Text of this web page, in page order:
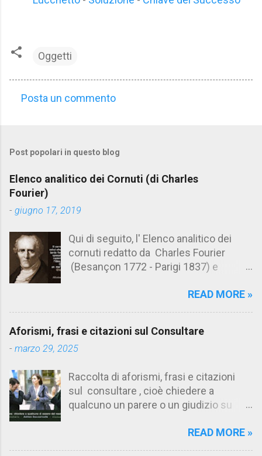
Oggetti
m
e
n
t
Posta un commento
Post popolari in questo blog
Elenco analitico dei Cornuti (di Charles
Fourier)
- giugno 17, 2019
Qui di seguito, l' Elenco analitico dei
cornuti redatto da Charles Fourier
(Besançon 1772 - Parigi 1837) e
Aforismario trovi anche una raccolta di
cornuto pretenzioso: colui che ritiene
sua moglie tanto fortunata, per averlo
ammettere l'idea del tradimento. Ciò lo
rende un marito assai comodo.
(Charles Fourier) Elenco analitico dei
ca. 1808 (postumo 1856) Traduzione
italiana da Il Borghese - Volume 29,
READ MORE »
Aforismi, frasi e citazioni sul Consultare
- marzo 29, 2025
Raccolta di aforismi, frasi e citazioni
sul consultare , cioè chiedere a
qualcuno un parere o un giudizio su
fanno riferimento anche allaREAD MORE »